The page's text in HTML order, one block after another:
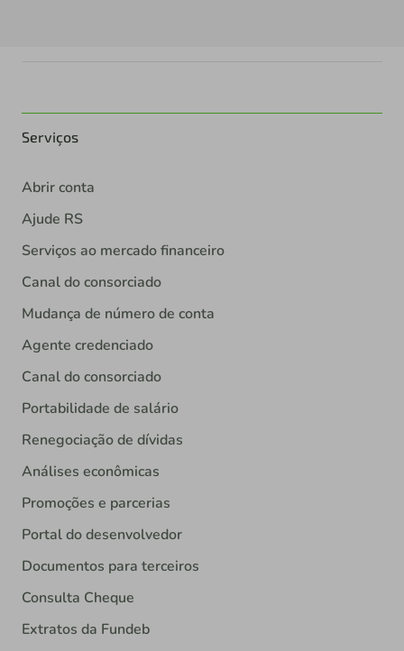
Serviços
Abrir conta
Ajude RS
Serviços ao mercado financeiro
Canal do consorciado
Mudança de número de conta
Agente credenciado
Canal do consorciado
Portabilidade de salário
Renegociação de dívidas
Análises econômicas
Promoções e parcerias
Portal do desenvolvedor
Documentos para terceiros
Consulta Cheque
Extratos da Fundeb